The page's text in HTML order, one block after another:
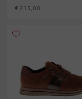
€ 215,00